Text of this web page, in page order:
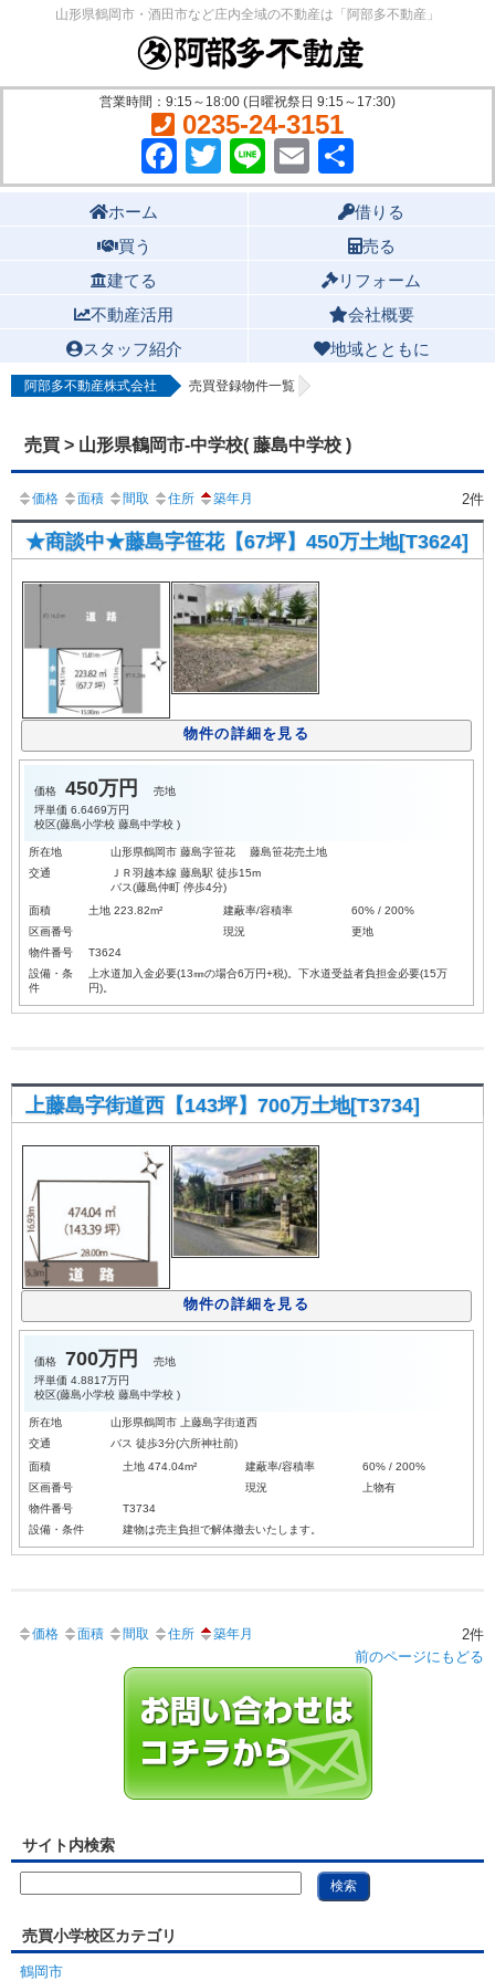
山形県鶴岡市・酒田市など庄内全域の不動産は「阿部多不動産」
営業時間：9:15～18:00 (日曜祝祭日 9:15～17:30)
0235-24-3151
Facebook
Twitter
LineEmail
有
ホーム
借りる
買う
売る
建てる
リフォーム
不動産活用
会社概要
スタッフ紹介
地域とともに
阿部多不動産株式会社 売買登録物件一覧
売買 > 山形県鶴岡市-中学校( 藤島中学校 )
価格 面積 間取 住所 築年月 2件
★商談中★藤島字笹花【67坪】450万土地[T3624]
物件の詳細を見る
価格 450万円
売地
坪単価 6.6469万円
校区(藤島小学校 藤島中学校 )
所在地
山形県鶴岡市 藤島字笹花 藤島笹花売土地
交通
ＪＲ羽越本線 藤島駅 徒歩15m
バス(藤島仲町 停歩4分)
面積
土地 223.82m² 建蔽率/容積率
60% / 200%
区画番号
現況
更地
物件番号
T3624
設備・条
件
上水道加入金必要(13㎜の場合6万円+税)。下水道受益者負担金必要(15万
円)。
上藤島字街道西【143坪】700万土地[T3734]
物件の詳細を見る
価格 700万円
売地
坪単価 4.8817万円
校区(藤島小学校 藤島中学校 )
所在地
山形県鶴岡市 上藤島字街道西
交通
バス 徒歩3分(六所神社前)
面積
土地 474.04m² 建蔽率/容積率
60% / 200%
区画番号
現況
上物有
物件番号
T3734
設備・条件
建物は売主負担で解体撤去いたします。
価格 面積 間取 住所 築年月
2件
前のページにもどる
サイト内検索
売買小学校区カテゴリ
鶴岡市